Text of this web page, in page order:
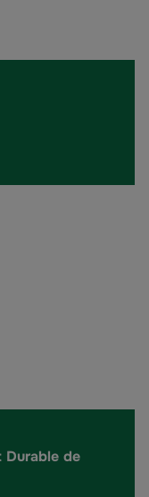
Durable de